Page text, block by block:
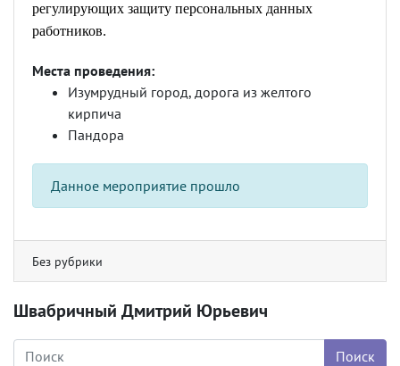
регулирующих защиту персональных данных
работников.
Места проведения:
Изумрудный город, дорога из желтого
кирпича
Пандора
Данное мероприятие прошло
Без рубрики
Швабричный Дмитрий Юрьевич